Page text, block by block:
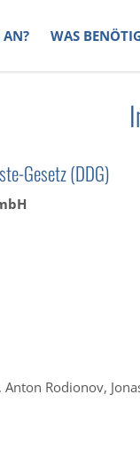
AN? WAS
Gesetz (DDG)
Rodionov,